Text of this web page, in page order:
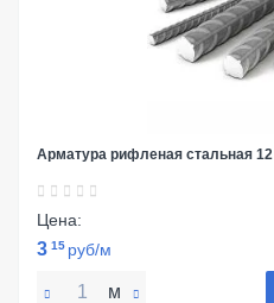
Арматура рифленая стальная
Цена:
3 15 руб/м
м